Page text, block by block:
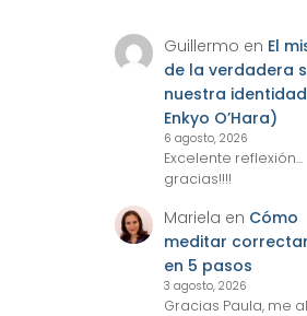
Guillermo en El
de la verdadera
nuestra
Enkyo O’Hara)
6 agosto, 2026
Excelente reflexión...
gracias!!!!
Mariela en Cómo
meditar
en 5 pasos
3 agosto, 2026
Gracias Paula, me